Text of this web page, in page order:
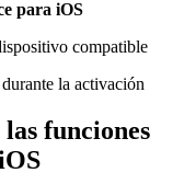
para iOS
compatible
la activación
funciones